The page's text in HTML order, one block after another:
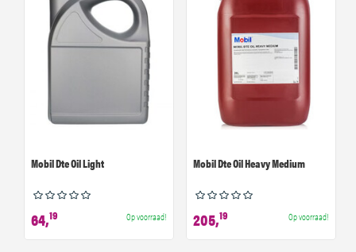
Mobil Dte Oil Light
64,19 Op voorraad!
Mobil Dte Oil Heavy Medium
205,19 Op voorraad!